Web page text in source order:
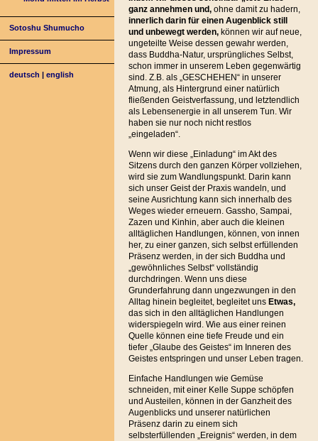
Sotoshu Shumucho
Impressum
deutsch |english
ganz annehmen und, ohne damit zu hadern,
innerlich darin für einen Augenblick still
und unbewegt werden,können wir auf neue,
ungeteilte Weise dessen gewahr werden,
dass Buddha-Natur, ursprüngliches Selbst,
schon immer in unserem Leben gegenwärtig
sind. Z.B. als „GESCHEHEN“ in unserer
Atmung, als Hintergrund einer natürlich
fließenden Geistverfassung, und letztendlich
als Lebensenergie in all unserem Tun. Wir
haben sie nur noch nicht restlos
„eingeladen“.
Wenn wir diese „Einladung“ im Akt des
Sitzens durch den ganzen Körper vollziehen,
wird sie zum Wandlungspunkt. Darin kann
sich unser Geist der Praxis wandeln, und
seine Ausrichtung kann sich innerhalb des
Weges wieder erneuern. Gassho, Sampai,
Zazen und Kinhin, aber auch die kleinen
alltäglichen Handlungen, können, von innen
her, zu einer ganzen, sich selbst erfüllenden
Präsenz werden, in der sich Buddha und
„gewöhnliches Selbst“ vollständig
durchdringen. Wenn uns diese
Grunderfahrung dann ungezwungen in den
Alltag hinein begleitet, begleitet uns Etwas,
das sich in den alltäglichen Handlungen
widerspiegeln wird. Wie aus einer reinen
Quelle können eine tiefe Freude und ein
tiefer „Glaube des Geistes“ im Inneren des
Geistes entspringen und unser Leben tragen.
Einfache Handlungen wie Gemüse
schneiden, mit einer Kelle Suppe schöpfen
und Austeilen, können in der Ganzheit des
Augenblicks und unserer natürlichen
Präsenz darin zu einem sich
selbsterfüllenden „Ereignis“ werden, in dem